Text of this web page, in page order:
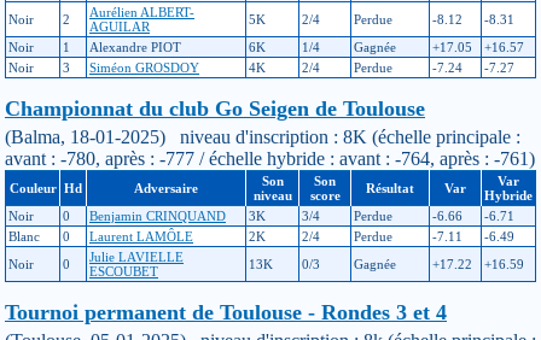
Noir
2
Aurélien ALBERT-
AGUILAR
5K 2/4 Perdue -8.12
-8.31
Noir
1 Alexandre PIOT 6K 1/4 Gagnée +17.05
+16.57
Noir
3 Siméon GROSDOY 4K 2/4 Perdue -7.24 -7.27
Championnat du club Go Seigen de Toulouse
(Balma, 18-01-2025) niveau d'inscription : 8K (échelle principale :
avant : -780, après : -777 / échelle hybride : avant : -764, après : -761)
Couleur Hd Adversaire
Son
niveau
Son
score
Résultat Var
Var
Hybride
Noir
0 Benjamin CRINQUAND 3K 3/4 Perdue -6.66
-6.71
Blanc
0 Laurent LAMÔLE 2K 2/4 Perdue -7.11
-6.49
Noir
0
Julie LAVIELLE
ESCOUBET
13K 0/3 Gagnée +17.22 +16.59
Tournoi permanent de Toulouse - Rondes 3 et 4